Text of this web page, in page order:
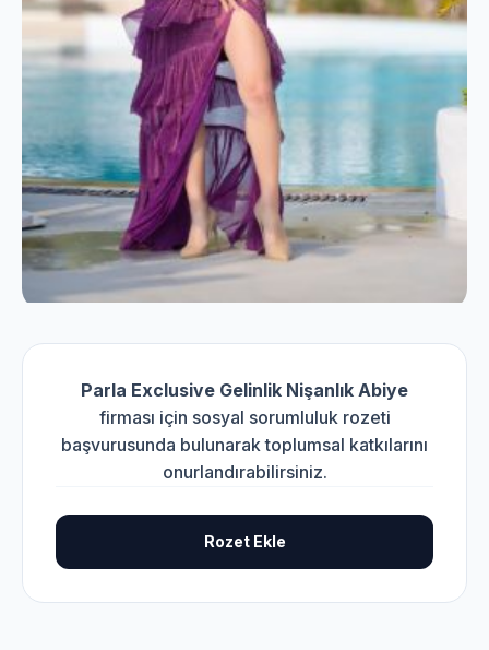
Parla Exclusive Gelinlik Nişanlık Abiye
firması için sosyal sorumluluk rozeti
başvurusunda bulunarak toplumsal katkılarını
onurlandırabilirsiniz.
Rozet Ekle